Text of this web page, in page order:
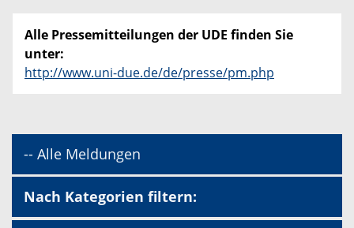
Alle Pressemitteilungen der UDE finden Sie
unter:
http://www.uni-due.de/de/presse/pm.php
-- Alle Meldungen
Nach Kategorien filtern: